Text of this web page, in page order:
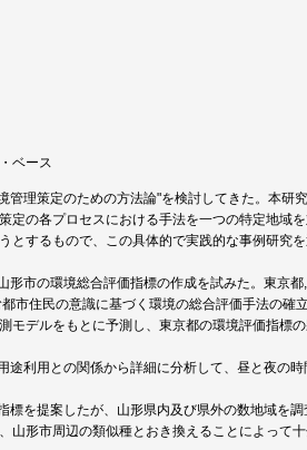
ベース
理策定のための方法論"を検討してきた。本研
定の各プロセスにおける手法を一つの特定地域
とするもので、この具体的で実践的な事例研究
市の環境総合評価指標の作成を試みた。東京
市住民の意識に基づく環境の総合評価手法の確
モデルをもとに予測し、東京都の環境評価指標
利用との関係から詳細に分析して、昼と夜の
を提案したが、山形県内及び県外の数地域を
山形市周辺の類似種とおき換えることによって